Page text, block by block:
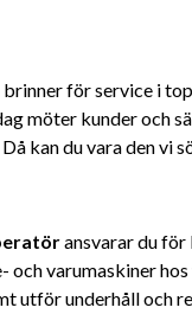
för service i
möter kunder och
kan du vara den vi
ansvarar du
och varumaskiner
utför underhåll och